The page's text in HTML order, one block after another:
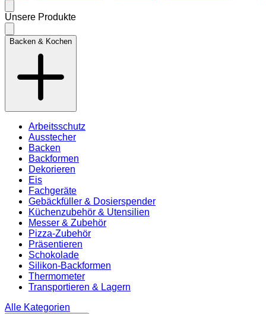
Unsere Produkte
Backen & Kochen
Arbeitsschutz
Ausstecher
Backen
Backformen
Dekorieren
Eis
Fachgeräte
Gebäckfüller & Dosierspender
Küchenzubehör & Utensilien
Messer & Zubehör
Pizza-Zubehör
Präsentieren
Schokolade
Silikon-Backformen
Thermometer
Transportieren & Lagern
Alle Kategorien